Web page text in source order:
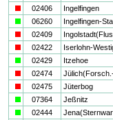
02406 Ingelfingen
06260 Ingelfingen-
02409
02422 Iserlohn-
02429 Itzehoe
02474
02475 Jüterbog
07364 Jeßnitz
02444